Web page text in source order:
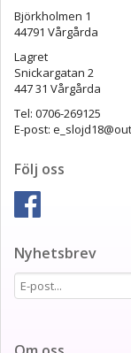
Björkholmen 1
44791 Vårgårda
Lagret
Snickargatan 2
447 31 Vårgårda
Tel: 0706-269125
E-post:
Följ oss
Nyhetsbrev